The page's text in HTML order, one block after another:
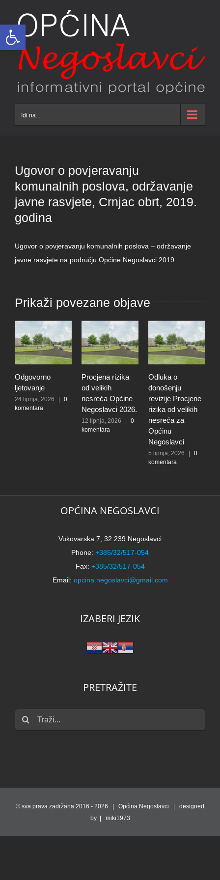
Open toolbar
content
Idi na...
Ugovor o povjeravanju
komunalnih poslova, održavanje
javne rasvjete, Crnjac obrt, 2019.
godina
Ugovor o povjeravanju komunalnih poslova – održavanje
javne rasvjete na području Općine Negoslavci 2019
Prikaži povezane objave
Odgovorno
ljetovanje
24 lipnja, 2026
0
komentara
Procjena rizika
od velikih
nesreća Općine
Negoslavci 2026.
12 lipnja, 2026
0
komentara
Odluka o
donošenju
revizije Procjene
rizika od velikih
nesreća za
Općinu
Negoslavci
5 lipnja, 2026
0
komentara
OPĆINA NEGOSLAVCI
Vukovarska 7, 32 239 Negoslavci
Phone: +385/32/517-054
Fax: +385/32/517-054
Email: opcina.negoslavci@gmail.com
IZABERI JEZIK
PRETRAŽITE
Traži...
© sva prava zadržana 2016 - 2026 | Općina Negoslavci | designed
by | miki1973